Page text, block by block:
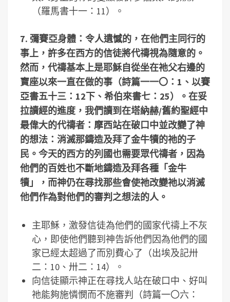
（羅馬書十一：11）。
7. 彌賽亞身體：令人遺憾的，在他們主同行的
事上，許多在西方的信徒將代禱視為隨意的。
然而，代禱基本上是耶穌自從坐在祂父右邊的
寶座以來一直在做的事（詩篇一一〇： 1 、以賽
亞書五十三： 12下、希伯來書七： 25）。在妥
拉讀經的進度，我們讀到在塔納赫/舊約聖經中
最偉大的代禱者：摩西站在破口中並改變了神
的想法：消滅那鑄造及拜了金牛犢的祂的子
民。今天的西方的列國也需要眾代禱者，因為
他們的百姓也不斷地鑄造及拜各種「金牛
犢」，而神仍在尋找那些會使祂改變祂以消滅
他們作為對他們的審判之想法的人。
主耶穌，激發信徒為他們的國家代禱上不灰
心，即使他們聽到神告訴他們因為他們的國
家已經太超過了而別費心了（出埃及記卅
二：10、卅二：14）。
向信徒顯示神正在尋找人站在破口中、好叫
祂能夠施憐憫而不施審判（詩篇一〇六：